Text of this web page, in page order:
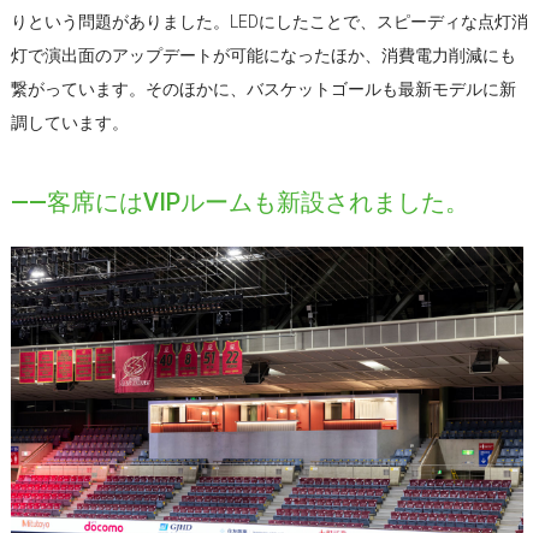
りという問題がありました。LEDにしたことで、スピーディな点灯消
灯で演出面のアップデートが可能になったほか、消費電力削減にも
繋がっています。そのほかに、バスケットゴールも最新モデルに新
調しています。
――客席にはVIPルームも新設されました。